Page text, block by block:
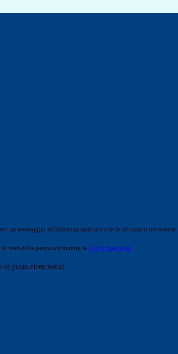
un messaggio all'indirizzo indicato con le istruzioni necessarie.
reset della password tramite la Login Spaggiari
di posta elettronica!